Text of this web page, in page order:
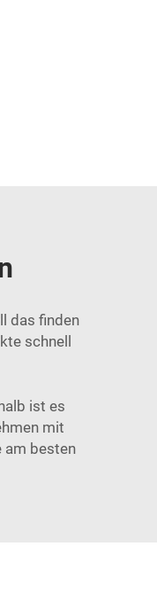
das finden
schnell
ist es
mit
am besten